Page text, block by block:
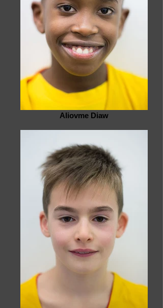
Aliovme Diaw